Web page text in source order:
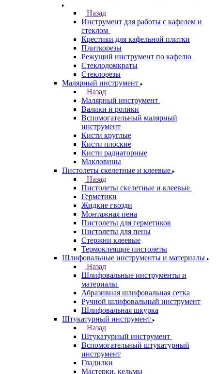
Назад
Инструмент для работы с кафелем и
стеклом
Крестики для кафельной плитки
Плиткорезы
Режущий инструмент по кафелю
Стеклодомкраты
Стеклорезы
Малярный инструмент
Назад
Малярный инструмент
Валики и ролики
Вспомогательный малярный
инструмент
Кисти круглые
Кисти плоские
Кисти радиаторные
Макловицы
Пистолеты скелетные и клеевые
Назад
Пистолеты скелетные и клеевые
Герметики
Жидкие гвозди
Монтажная пена
Пистолеты для герметиков
Пистолеты для пены
Стержни клеевые
Термоклеящие пистолеты
Шлифовальные инструменты и материалы
Назад
Шлифовальные инструменты и
материалы
Абразивная шлифовальная сетка
Ручной шлифовальный инструмент
Шлифовальная шкурка
Штукатурный инструмент
Назад
Штукатурный инструмент
Вспомогательный штукатурный
инструмент
Гладилки
Мастерки, кельмы